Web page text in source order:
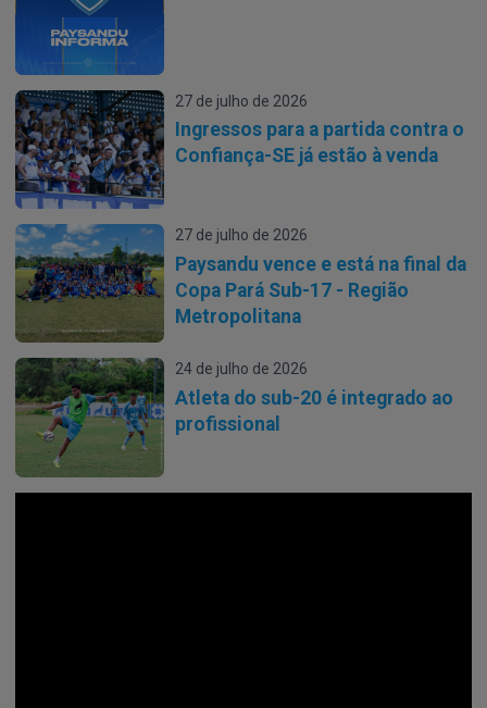
27 de julho de 2026
Ingressos para a partida contra o
Confiança-SE já estão à venda
27 de julho de 2026
Paysandu vence e está na final da
Copa Pará Sub-17 - Região
Metropolitana
24 de julho de 2026
Atleta do sub-20 é integrado ao
profissional